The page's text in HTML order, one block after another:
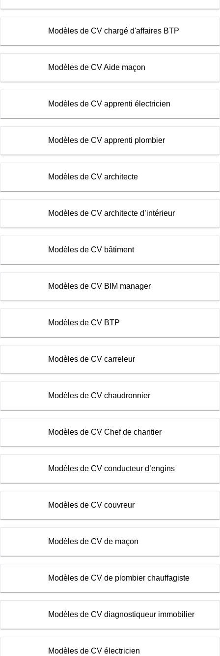
Modèles de CV chargé d'affaires BTP
Modèles de CV Aide maçon
Modèles de CV apprenti électricien
Modèles de CV apprenti plombier
Modèles de CV architecte
Modèles de CV architecte d’intérieur
Modèles de CV bâtiment
Modèles de CV BIM manager
Modèles de CV BTP
Modèles de CV carreleur
Modèles de CV chaudronnier
Modèles de CV Chef de chantier
Modèles de CV conducteur d’engins
Modèles de CV couvreur
Modèles de CV de maçon
Modèles de CV de plombier chauffagiste
Modèles de CV diagnostiqueur immobilier
Modèles de CV électricien